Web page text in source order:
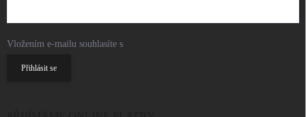
Vložením e-mailu souhlasíte s
Přihlásit se